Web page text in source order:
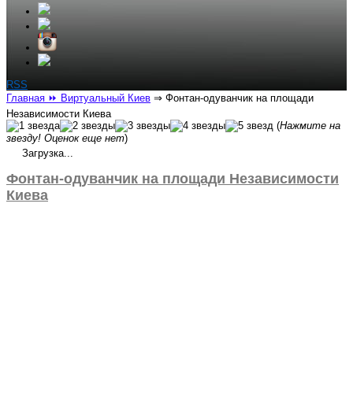
RSS
Главная ⏩ Виртуальный Киев ⇒ Фонтан-одуванчик на площади
Независимости Киева
(Нажмите на
звезду! Оценок еще нет)
Загрузка...
Фонтан-одуванчик на площади Независимости
Киева